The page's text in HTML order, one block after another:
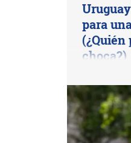
para
(¿Quién
choca?)